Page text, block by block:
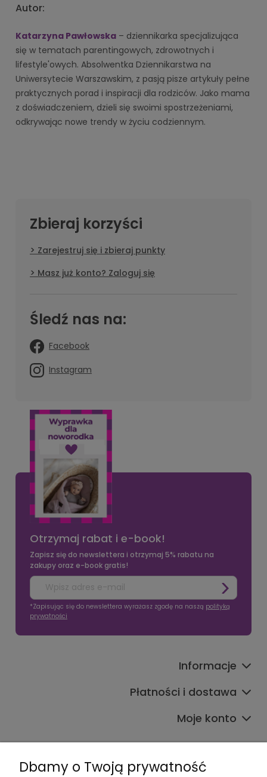
Autor:
Katarzyna Pawłowska – dziennikarka specjalizująca
się w tematach parentingowych, zdrowotnych i
lifestyle'owych. Absolwentka Dziennikarstwa na
Uniwersytecie Warszawskim, z pasją pisze artykuły pełne
praktycznych porad i inspiracji dla rodziców. Jako mama
z doświadczeniem, dzieli się swoimi spostrzeżeniami,
odkrywając nowe trendy w życiu codziennym.
Zbieraj korzyści
Zarejestruj się i zbieraj punkty
Masz już konto? Zaloguj się
Śledź nas na:
Facebook
Instagram
Otrzymaj rabat i e-book!
Zapisz się do newslettera i otrzymaj 5% rabatu na
zakupy oraz e-book gratis!
*Zapisując się do newslettera wyrażasz zgodę na naszą polityką
prywatności
Informacje
Płatności i dostawa
Moje konto
Dbamy o Twoją prywatność